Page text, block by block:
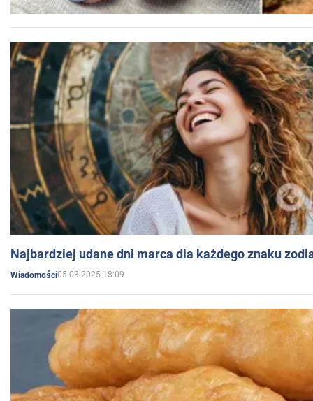
Najbardziej udane dni marca dla każdego znaku
Wiadomości05.03.2025 18:09